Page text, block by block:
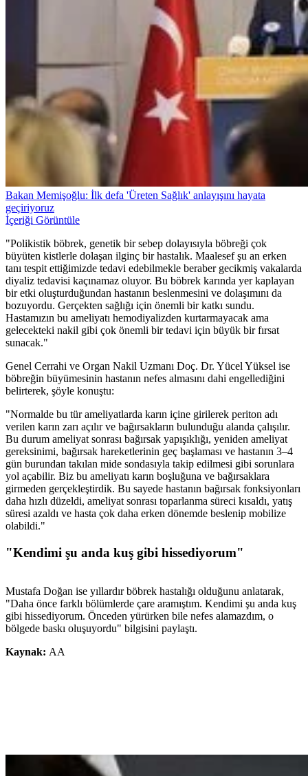
Bakan Memişoğlu: İlk defa 'Üreten Sağlık' anlayışını hayata
geçiriyoruz
İçeriği Görüntüle
"Polikistik böbrek, genetik bir sebep dolayısıyla böbreği çok
büyüten kistlerle dolaşan ilginç bir hastalık. Maalesef şu an erken
tanı tespit ettiğimizde tedavi edebilmekle beraber gecikmiş vakalarda
diyaliz tedavisi kaçınamaz oluyor. Bu böbrek karında yer kaplayan
bir etki oluşturduğundan hastanın beslenmesini ve dolaşımını da
bozuyordu. Gerçekten sağlığı için önemli bir katkı sundu.
Hastamızın bu ameliyatı hemodiyalizden kurtarmayacak ama
gelecekteki nakil gibi çok önemli bir tedavi için büyük bir fırsat
sunacak."
Genel Cerrahi ve Organ Nakil Uzmanı Doç. Dr. Yücel Yüksel ise
böbreğin büyümesinin hastanın nefes almasını dahi engellediğini
belirterek, şöyle konuştu:
"Normalde bu tür ameliyatlarda karın içine girilerek periton adı
verilen karın zarı açılır ve bağırsakların bulunduğu alanda çalışılır.
Bu durum ameliyat sonrası bağırsak yapışıklığı, yeniden ameliyat
gereksinimi, bağırsak hareketlerinin geç başlaması ve hastanın 3–4
gün burundan takılan mide sondasıyla takip edilmesi gibi sorunlara
yol açabilir. Biz bu ameliyatı karın boşluğuna ve bağırsaklara
girmeden gerçekleştirdik. Bu sayede hastanın bağırsak fonksiyonları
daha hızlı düzeldi, ameliyat sonrası toparlanma süreci kısaldı, yatış
süresi azaldı ve hasta çok daha erken dönemde beslenip mobilize
olabildi."
"Kendimi şu anda kuş gibi hissediyorum"
Mustafa Doğan ise yıllardır böbrek hastalığı olduğunu anlatarak,
"Daha önce farklı bölümlerde çare aramıştım. Kendimi şu anda kuş
gibi hissediyorum. Önceden yürürken bile nefes alamazdım, o
bölgede baskı oluşuyordu" bilgisini paylaştı.
Kaynak: AA